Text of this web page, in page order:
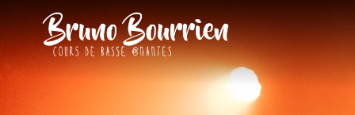
BRUNO
Cours De Basse À Nantes